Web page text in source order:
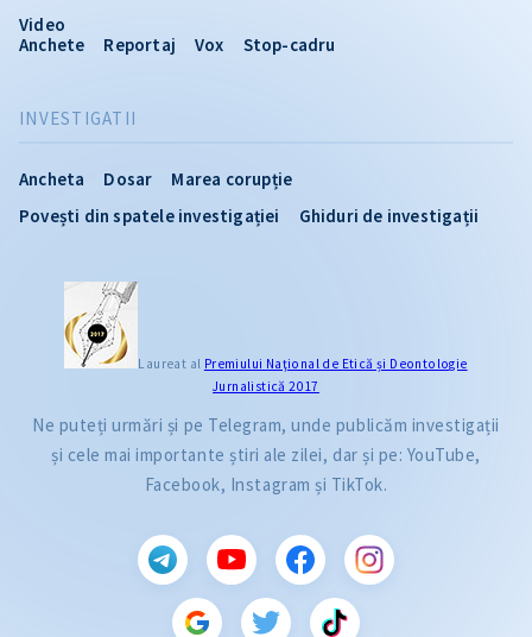
INVESTIGATII
Ancheta Dosar
Marea corupție
Povești din spatele investigației
Ghiduri de investigații
Video
Anchete
Reportaj Vox Stop-cadru
Laureat al Premiului Naţional de Etică și Deontologie
Jurnalistică 2017
Ne puteți urmări și pe Telegram, unde publicăm investigații
și cele mai importante știri ale zilei, dar și pe: YouTube,
Facebook, Instagram și TikTok.